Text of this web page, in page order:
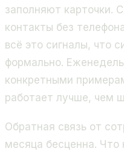
заполняют карточки.
контакты без
всё это сигналы, что
формально.
конкретными
работает лучше, чем
Обратная связь от
месяца бесценна. Что